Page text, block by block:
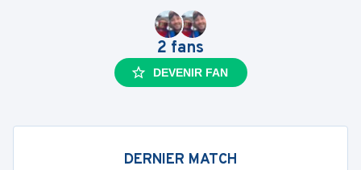
2 fans
DEVENIR FAN
DERNIER MATCH